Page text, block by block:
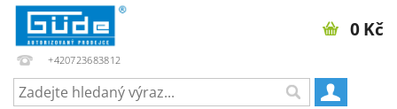
+420723683812
0 Kč